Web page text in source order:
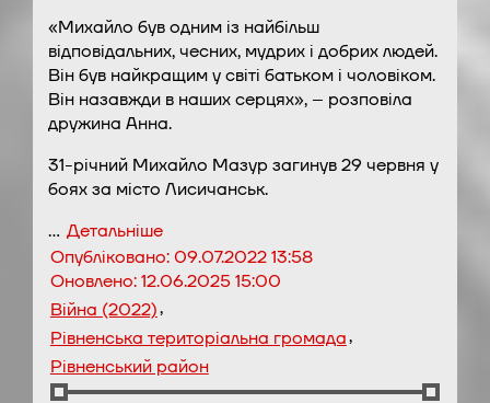
«Михайло був одним із найбільш
відповідальних, чесних, мудрих і добрих людей.
Він був найкращим у світі батьком і чоловіком.
Він назавжди в наших серцях», – розповіла
дружина Анна.
31-річний Михайло Мазур загинув 29 червня у
боях за місто Лисичанськ.
… Детальніше
Опубліковано:09.07.2022 13:58
Оновлено:12.06.2025 15:00
Війна (2022),
Рівненська територіальна громада,
Рівненський район